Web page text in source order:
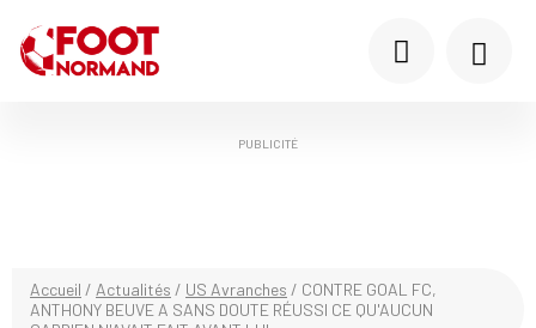
PUBLICITÉ
Accueil / Actualités / US Avranches / CONTRE GOAL FC,
ANTHONY BEUVE A SANS DOUTE RÉUSSI CE QU'AUCUN